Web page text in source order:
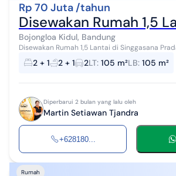
Rp 70 Juta /tahun
Disewakan Rumah 1,5
Bojongloa Kidul, Bandung
Disewakan Rumah 1,5 Lantai di Singgasana Pradana Luas
m2 lebar muka: 7 m2 (15x7) Kamar tidur: 2+1
Carport: 2 mobil Had...
2 + 1 2 + 1 2LT: 105 m²LB: 105 m²
Diperbarui 2 bulan yang lalu oleh
Martin Setiawan Tjandra
+628180...
Rumah